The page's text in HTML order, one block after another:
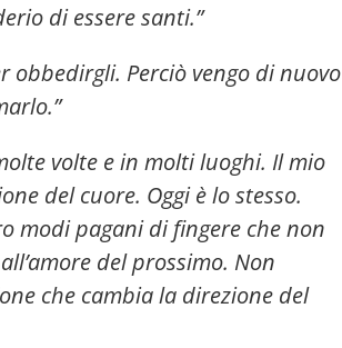
di essere santi.”
obbedirgli. Perciò vengo di nuovo
volte e in molti luoghi. Il mio
del cuore. Oggi è lo stesso.
modi pagani di fingere che non
del prossimo. Non
che cambia la direzione del